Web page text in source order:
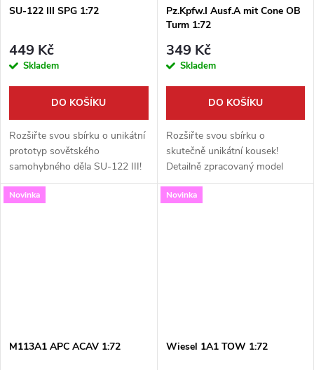
SU-122 III SPG 1:72
449 Kč
Skladem
DO KOŠÍKU
Rozšiřte svou sbírku o unikátní
prototyp sovětského
samohybného děla SU-122 III!
Tato detailně zpracovaná
stavebnice v měřítku 1:72 od
Pz.Kpfw.I Ausf.A mit Cone OB
Turm 1:72
349 Kč
Skladem
DO KOŠÍKU
Rozšiřte svou sbírku o
skutečně unikátní kousek!
Detailně zpracovaný model
německého lehkého tanku
Pz.Kpfw.I Ausf.A ve vzácné
Novinka
M113A1 APC ACAV 1:72
Novinka
Wiesel 1A1 TOW 1:72